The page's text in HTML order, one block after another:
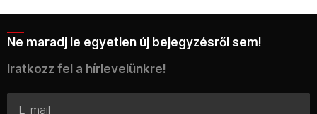
Ne maradj le egyetlen új bejegyzésről sem!
Iratkozz fel a hírlevelünkre!